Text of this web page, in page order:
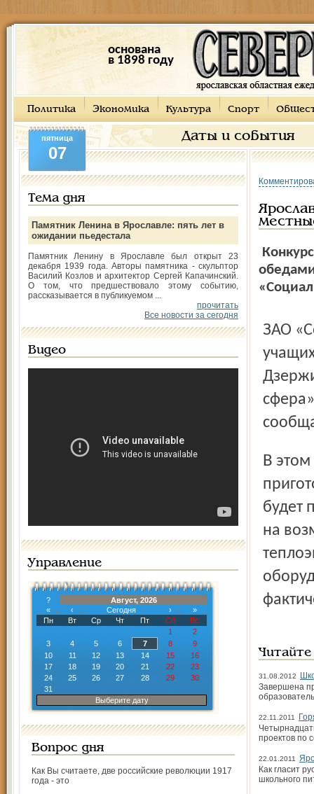
основана
в 1898 году
Политика Экономика Культура Спорт
Даты и события
пятница
07
Тема дня
Памятник Ленина в Ярославле: пять лет в
ожидании пьедестала
Памятник Ленину в Ярославле был открыт 23
декабря 1939 года. Авторы памятника - скульптор
Василий Козлов и архитектор Сергей Капачинский.
О том, что предшествовало этому событию,
рассказывается в публикуемом ...
прочитать
Все новости за сегодня
Видео
Управление
?
Август, 2026
«
‹ Сегодня ›
»
Пн
Вт Ср Чт Пт Сб
Вс
1
2
3
4 5 6 7 8
9
10
11 12 13 14 15
16
17
18 19 20 21 22
23
24
25 26 27 28 29
30
31
Выберите дату
Вопрос дня
Как Вы считаете, две российские революции 1917
года - это
ЗАО «Социальное питание» обеспечивает питанием
В этом году на субсидию организациям, занимающимся
будет
на
31.08.2012
Завершена
22.11.2011
проектов по
22.01.2011
Как гласит
школьного